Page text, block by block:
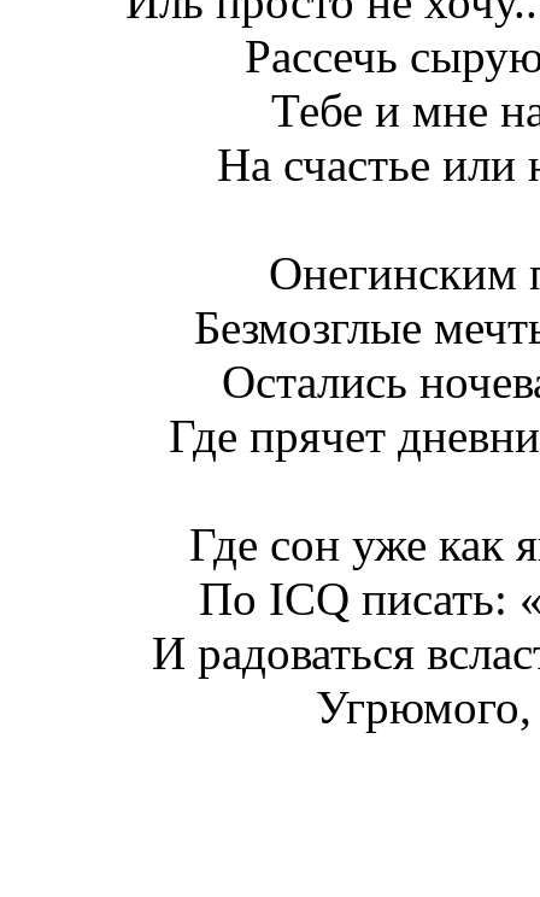
Рассечь
Тебе и мне
На счастье
Онегинским
Безмозглые
Остались
Где прячет
Где сон уже как
По ICQ писать:
И радоваться